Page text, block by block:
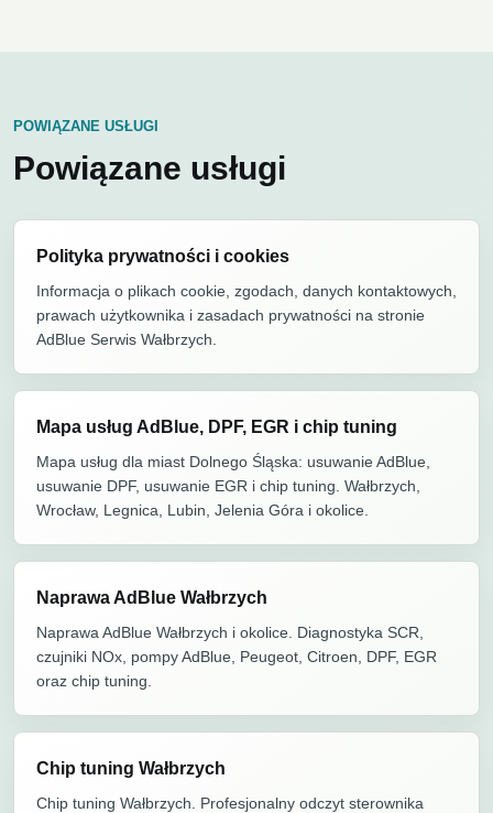
POWIĄZANE USŁUGI
Powiązane usługi
Polityka prywatności i cookies
Informacja o plikach cookie, zgodach, danych kontaktowych,
prawach użytkownika i zasadach prywatności na stronie
AdBlue Serwis Wałbrzych.
Mapa usług AdBlue, DPF, EGR i chip tuning
Mapa usług dla miast Dolnego Śląska: usuwanie AdBlue,
usuwanie DPF, usuwanie EGR i chip tuning. Wałbrzych,
Wrocław, Legnica, Lubin, Jelenia Góra i okolice.
Naprawa AdBlue Wałbrzych
Naprawa AdBlue Wałbrzych i okolice. Diagnostyka SCR,
czujniki NOx, pompy AdBlue, Peugeot, Citroen, DPF, EGR
oraz chip tuning.
Chip tuning Wałbrzych
Chip tuning Wałbrzych. Profesjonalny odczyt sterownika